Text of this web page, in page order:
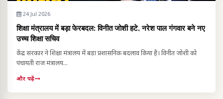
24 Jul 2026
शिक्षा मंत्रालय में बड़ा फेरबदल: विनीत जोशी हटे, नरेश पाल गंगवार बने नए
उच्च शिक्षा सचिव
केंद्र सरकार ने शिक्षा मंत्रालय में बड़ा प्रशासनिक बदलाव किया है। विनीत जोशी को
पंचायती राज मंत्रालय...
और पढ़ें